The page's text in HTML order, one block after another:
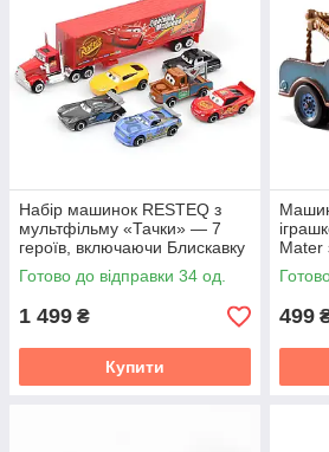
Набір машинок RESTEQ з
мультфільму «Тачки» — 7
героїв, включаючи Блискавку
МакКвіна
Готово до відправки 34 од.
1 499 ₴
Купити
Mater
499